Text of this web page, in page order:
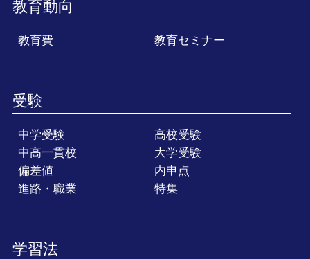
教育動向
教育費 教育セミナー
受験
中学受験
高校受験
中高一貫校
大学受験
偏差値
内申点
進路・職業
特集
学習法